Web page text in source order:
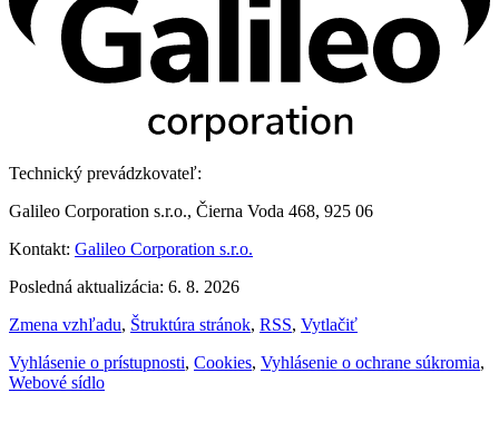
Technický prevádzkovateľ:
Galileo Corporation s.r.o., Čierna Voda 468, 925 06
Kontakt: Galileo Corporation s.r.o.
Posledná aktualizácia: 6. 8. 2026
Zmena vzhľadu, Štruktúra stránok, RSS, Vytlačiť
Vyhlásenie o prístupnosti, Cookies, Vyhlásenie o ochrane súkromia,
Webové sídlo